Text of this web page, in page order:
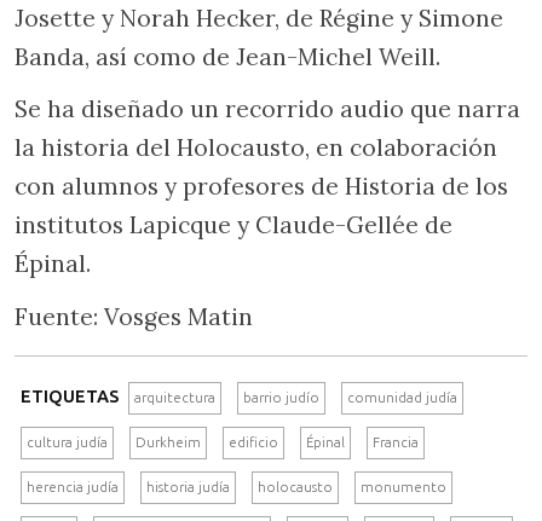
Josette y Norah Hecker, de Régine y Simone
Banda, así como de Jean-Michel Weill.
Se ha diseñado un recorrido audio que narra
la historia del Holocausto, en colaboración
con alumnos y profesores de Historia de los
institutos Lapicque y Claude-Gellée de
Épinal.
Fuente: Vosges Matin
ETIQUETAS arquitectura barrio judío comunidad judía
cultura judía Durkheim edificio Épinal Francia
herencia judía historia judía holocausto monumento